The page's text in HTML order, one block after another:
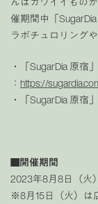
催期間中「
ラボチュロリング
・「SugarDia 原宿
： https://
・「SugarDia 原宿
■開催期間
2023年8月8日（火
※8月15日（火）は